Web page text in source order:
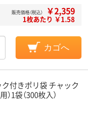
販売価格（税込） ￥2,359
1枚あたり ￥1.58
カゴへ
付きポリ袋 チャック
1袋（300枚入）